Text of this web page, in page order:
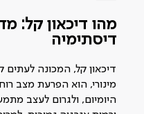
מהו דיכאון קל:
דיסתימיה
דיכאון קל, המכונה לעתים
מינורי, הוא הפרעת מצב
היומיום, ולגרום לעצב